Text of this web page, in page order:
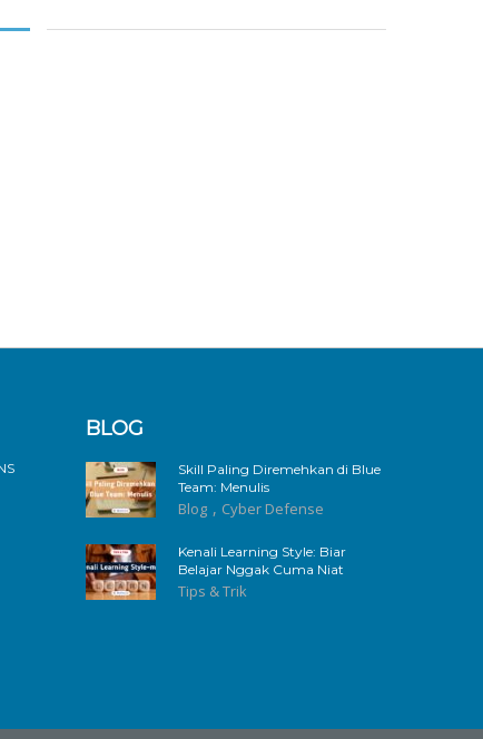
BLOG
Skill Paling Diremehkan di Blue
Team: Menulis
Blog , Cyber Defense
Kenali Learning Style: Biar
Belajar Nggak Cuma Niat
Tips & Trik